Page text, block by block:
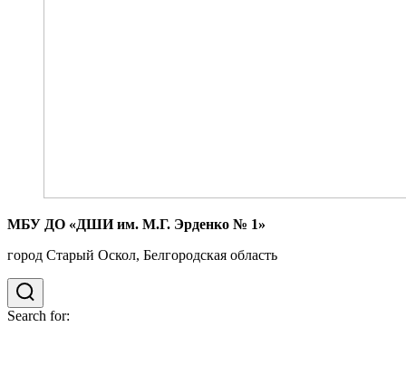
МБУ ДО «ДШИ им. М.Г. Эрденко № 1»
город Старый Оскол, Белгородская область
Search for: